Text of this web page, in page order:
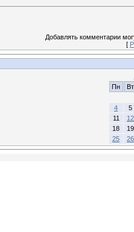
Добавлять комментарии
[
Пн
Вт
4
5
11
12
18
19
25
26